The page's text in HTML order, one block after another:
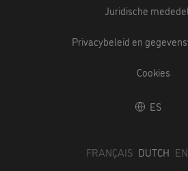
ES
FRANÇAIS DUTCH
Juridische
Privacybeleid en
Cookies